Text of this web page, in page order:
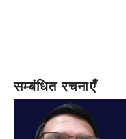
सम्बंधित रचनाएँ